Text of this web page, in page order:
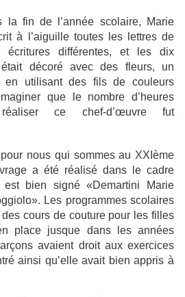
la fin de l’année scolaire, Marie
à l’aiguille toutes les lettres de
écritures différentes, et les dix
décoré avec des fleurs, un
en utilisant des fils de couleurs
que le nombre d’heures
ce chef-d’œuvre fut
nous qui sommes au XXIème
a été réalisé dans le cadre
est bien signé «Demartini Marie
Les programmes scolaires
cours de couture pour les filles
place jusque dans les années
avaient droit aux exercices
ainsi qu’elle avait bien appris à